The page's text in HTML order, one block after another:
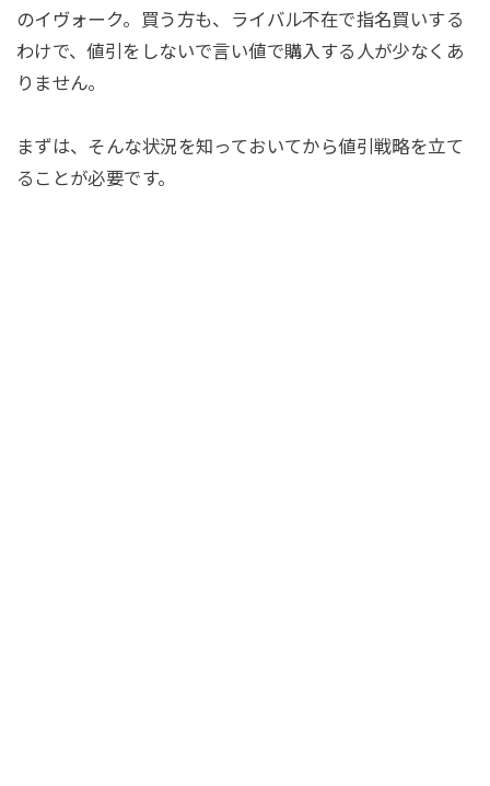
のイヴォーク。買う方も、ライバル不在で指名買いする
わけで、値引をしないで言い値で購入する人が少なくあ
りません。
まずは、そんな状況を知っておいてから値引戦略を立て
ることが必要です。